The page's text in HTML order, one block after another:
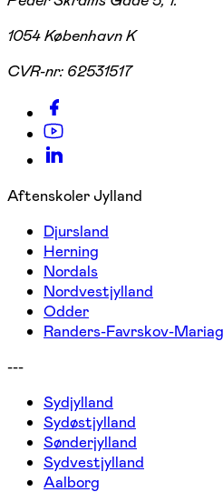
1054 København K
CVR-nr: 62531517
Aftenskoler Jylland
Djursland
Herning
Nordals
Nordvestjylland
Odder
Randers-Favrskov-
---
Sydjylland
Sydøstjylland
Sønderjylland
Sydvestjylland
Aalborg